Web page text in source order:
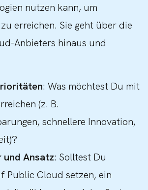
nutzen kann, um
erreichen. Sie geht über die
Anbieters hinaus und
: Was möchtest Du mit
(z. B.
schnellere Innovation,
Ansatz: Solltest Du
Public Cloud setzen, ein